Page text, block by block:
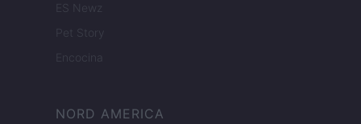
ES Newz
Pet Story
Encocina
NORD AMERICA